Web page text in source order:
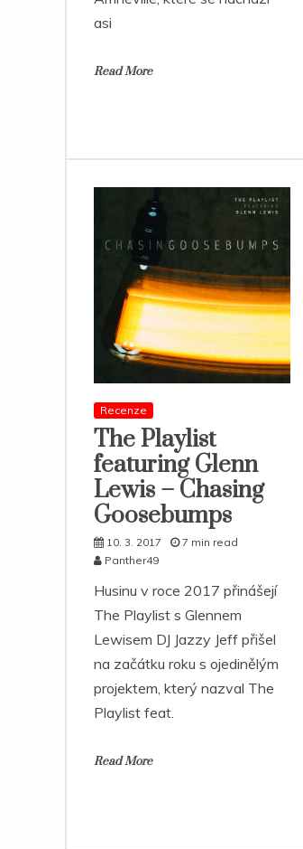
asi
Read More
Recenze
The Playlist
featuring Glenn
Lewis – Chasing
Goosebumps
10. 3. 2017
7 min read
Panther49
Husinu v roce 2017 přinášejí
The Playlist s Glennem
Lewisem DJ Jazzy Jeff přišel
na začátku roku s ojedinělým
projektem, který nazval The
Playlist feat.
Read More